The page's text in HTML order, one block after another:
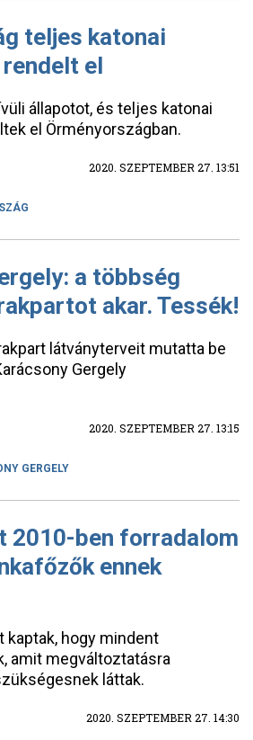
teljes katonai
el
állapotot, és teljes katonai
el Örményországban.
2020. SZEPTEMBER 27. 13:51
a többség
akar. Tessék!
látványterveit mutatta be
Gergely
2020. SZEPTEMBER 27. 13:15
GERGELY
2010-ben forradalom
ennek
hogy mindent
amit megváltoztatásra
láttak.
2020. SZEPTEMBER 27. 14:30